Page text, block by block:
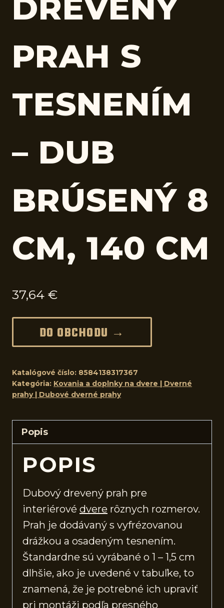
DREVENÝ
PRAH S
TESNENÍM
– DUB
BRÚSENÝ 8
CM, 140 CM
37,64 €
DO OBCHODU →
Katalógové číslo: 8584138317367
Kategória: Kovania a doplnky na dvere | Dverné
prahy | Dubové dverné prahy
Popis
POPIS
Dubový drevený prah pre
interiérové dvere rôznych rozmerov.
Prah je dodávaný s vyfrézovanou
drážkou a osadeným tesnením.
Štandardne sú vyrábané o 1 – 1,5 cm
dlhšie, ako je uvedené v tabuľke, to
znamená, že je potrebné ich upraviť
pri montáži podľa presného